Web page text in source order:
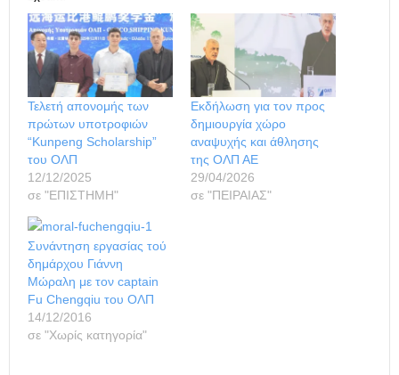
Τελετή απονομής των
πρώτων υποτροφιών
“Kunpeng Scholarship”
του ΟΛΠ
12/12/2025
σε "ΕΠΙΣΤΗΜΗ"
Εκδήλωση για τον προς
δημιουργία χώρο
αναψυχής και άθλησης
της ΟΛΠ ΑΕ
29/04/2026
σε "ΠΕΙΡΑΙΑΣ"
Συνάντηση εργασίας τού
δημάρχου Γιάννη
Μώραλη με τον captain
Fu Chengqiu του ΟΛΠ
14/12/2016
σε "Χωρίς κατηγορία"